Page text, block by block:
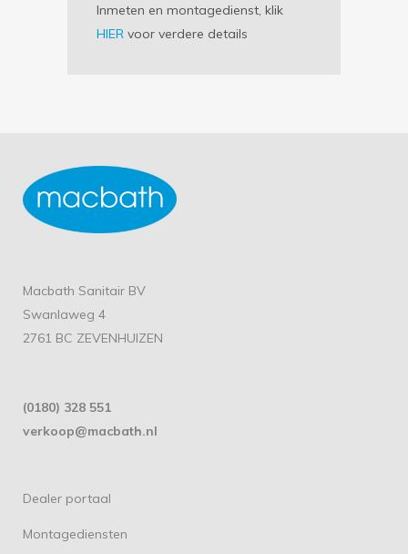
Inmeten en montagedienst, klik
HIER voor verdere details
Macbath Sanitair BV
Swanlaweg 4
2761 BC ZEVENHUIZEN
(0180) 328 551
verkoop@macbath.nl
Dealer portaal
Montagediensten